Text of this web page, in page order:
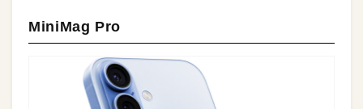
MiniMag Pro